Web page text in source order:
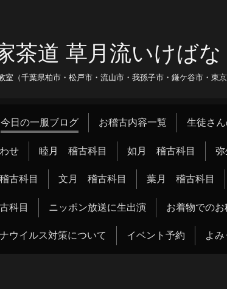
茶道 草月流いけば
室（千葉県柏市・松戸市・流山市・我孫子市・鎌ケ谷市・東
今日の一服ブログ お稽古内容一覧 生徒さ
せ 睦月 稽古科目 如月 稽古科目
古科目 文月 稽古科目 葉月 稽古科目
科目 ニッポン放送に生出演 お着物でのお
ウイルス対策について イベント予約 よ